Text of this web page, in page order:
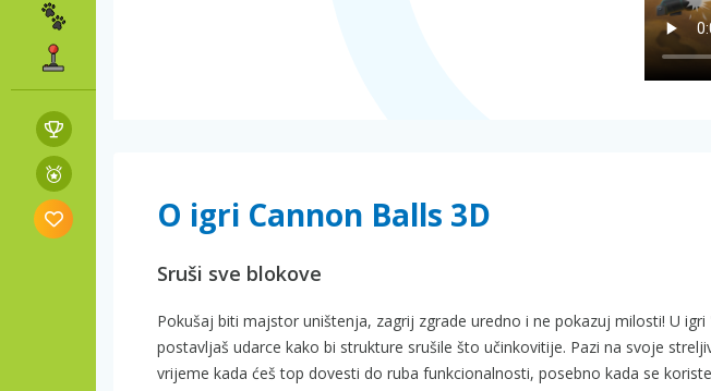
O igri Cannon Balls 3D
Sruši sve blokove
Pokušaj biti majstor uništenja, zagrij zgrade uredno i ne pokazuj milosti! U
postavljaš udarce kako bi strukture srušile što učinkovitije. Pazi na svoje
vrijeme kada ćeš top dovesti do ruba funkcionalnosti, posebno kada se